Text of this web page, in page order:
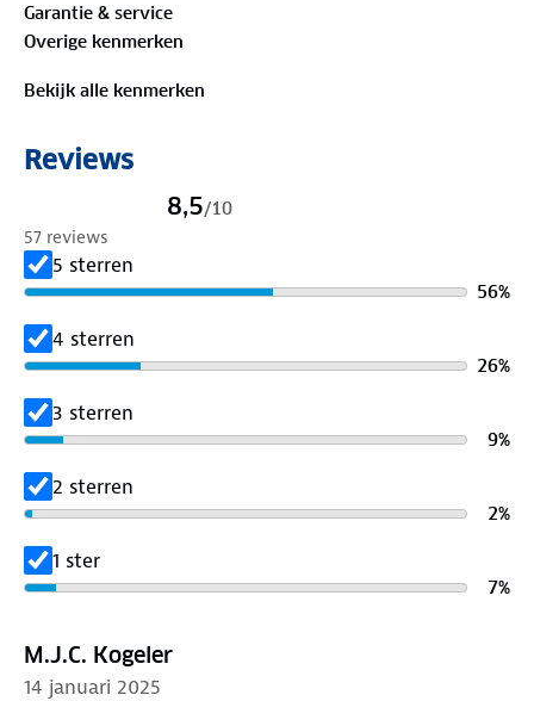
Garantie & service
Overige kenmerken
Bekijk alle kenmerken
Reviews
8,5/10
57 reviews
5 sterren
56%
4 sterren
26%
3 sterren
9%
2 sterren
2%
1 ster
7%
M.J.C. Kogeler
14 januari 2025